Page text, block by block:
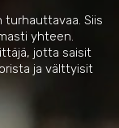
turhauttavaa. Siis
yhteen.
jotta saisit
ja välttyisit